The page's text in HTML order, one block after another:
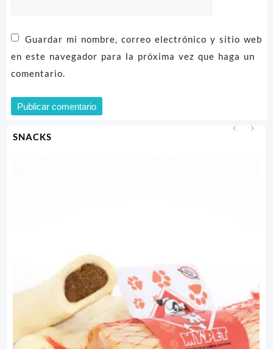
SNACKS
Guardar mi nombre, correo electrónico y sitio web
en este navegador para la próxima vez que haga un
comentario.